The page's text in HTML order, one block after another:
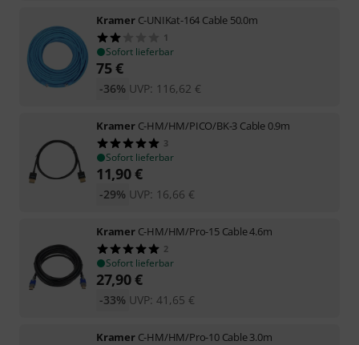
Kramer C-UNIKat-164 Cable 50.0m
1
Sofort lieferbar
75€
UVP: 116,62 €
-36%
Kramer C-HM/HM/PICO/BK-3 Cable 0.9m
3
Sofort lieferbar
11,90€
UVP: 16,66 €
-29%
Kramer C-HM/HM/Pro-15 Cable 4.6m
2
Sofort lieferbar
27,90€
UVP: 41,65 €
-33%
Kramer C-HM/HM/Pro-10 Cable 3.0m